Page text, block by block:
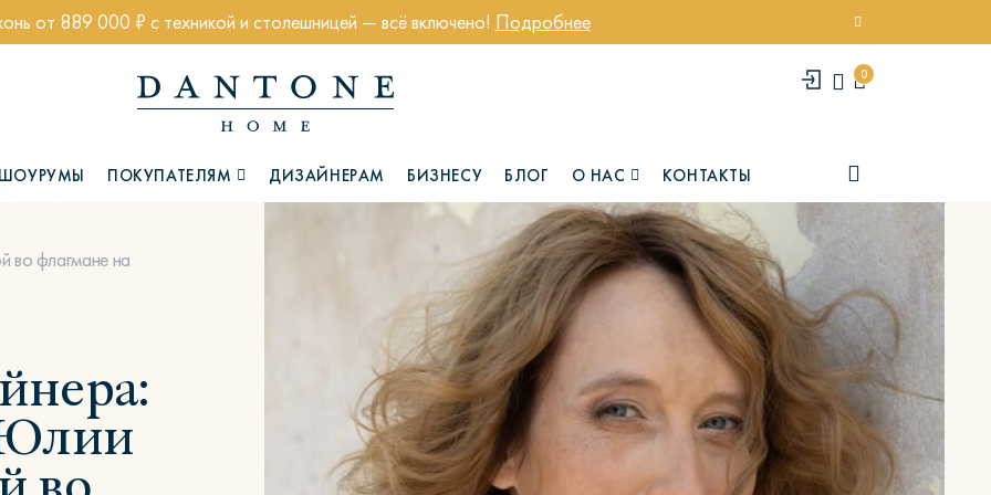
от 889 000 ₽ с техникой и столешницей — всё включено! Подробнее
0
ШОУРУМЫ ПОКУПАТЕЛЯМ ДИЗАЙНЕРАМ БИЗНЕСУ БЛОГ О НАС КОНТАКТЫ
Глазго Челси Юми
во флагмане на